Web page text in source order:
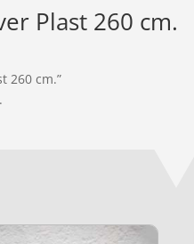
Plast 260 cm.
260 cm.”